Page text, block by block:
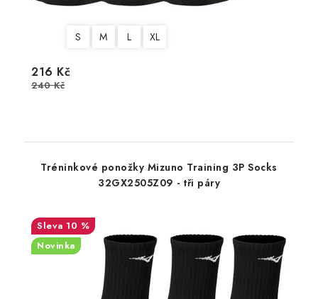
S M L XL
216 Kč
240 Kč
Tréninkové ponožky Mizuno Training 3P Socks
32GX2505Z09 - tři páry
10 %
Novinka